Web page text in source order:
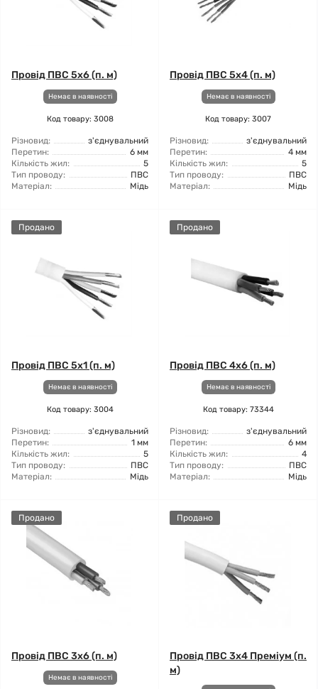
Провід ПВС 5x6 (п. м)
Немає в наявності
Код товару: 3008
Різновид:
з'єднувальний
Перетин:
6 мм
Кількість жил:
5
Тип проводу:
ПВС
Матеріал:
Мідь
Провід ПВС 5x4 (п. м)
Немає в наявності
Код товару: 3007
Різновид:
з'єднувальний
Перетин:
4 мм
Кількість жил:
5
Тип проводу:
ПВС
Матеріал:
Мідь
Продано
Провід ПВС 5x1 (п. м)
Немає в наявності
Код товару: 3004
Різновид:
з'єднувальний
Перетин:
1 мм
Кількість жил:
5
Тип проводу:
ПВС
Матеріал:
Мідь
Продано
Провід ПВС 4x6 (п. м)
Немає в наявності
Код товару: 73344
Різновид:
з'єднувальний
Перетин:
6 мм
Кількість жил:
4
Тип проводу:
ПВС
Матеріал:
Мідь
Продано
Провід ПВС 3x6 (п. м)
Немає в наявності
Продано
Провід ПВС 3x4 Преміум (п.
м)